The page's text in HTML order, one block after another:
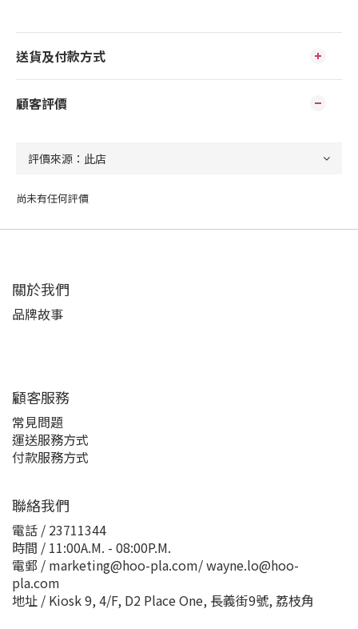
送貨及付款方式
顧客評價
尚未有任何評價
關於我們
品牌故事
顧客服務
常見問題
運送服務方式
付款服務方式
聯絡我們
電話 / 23711344
時間 / 11:00A.M. - 08:00P.M.
電郵 / marketing@hoo-pla.com/ wayne.lo@hoo-
pla.com
地址 / Kiosk 9, 4/F, D2 Place One, 長義街9號, 荔枝角